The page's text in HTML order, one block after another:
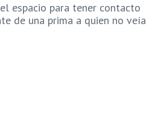
espacio para tener contacto
de una prima a quien no veía